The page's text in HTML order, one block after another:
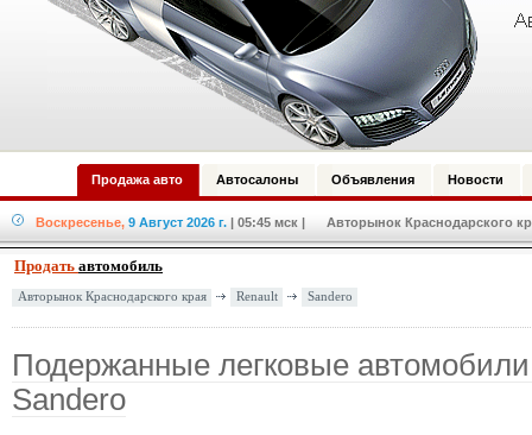
Продажа авто Автосалоны Объявления Новости
Воскресенье, 9 Август 2026 г. | 05:45 мск | Авторынок Краснодарского
Продать автомобиль
Авторынок Краснодарского края Renault Sandero
Подержанные легковые
Sandero